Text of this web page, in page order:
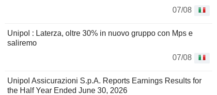
07/08
Unipol : Laterza, oltre 30% in nuovo gruppo con Mps e
saliremo
07/08
Unipol Assicurazioni S.p.A. Reports Earnings Results for
the Half Year Ended June 30, 2026